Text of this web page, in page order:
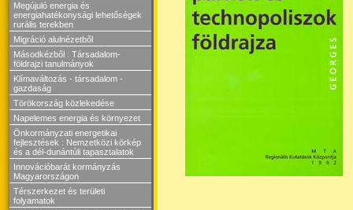
Megújuló energia és
energiahatékonysági lehetőségek
rurális terekben
Migráció alulnézetből
Másodkézből : Társadalom-
földrajzi tanulmányok
Klímaváltozás - társadalom -
gazdaság
Törökország közlekedése
Napelemes energia és környezet
Önkormányzati energetikai
fejlesztések : Nemzetközi körkép
és a dél-dunántúli tapasztalatok
Innovációbarát kormányzás
Magyarországon
Térszerkezet és területi
folyamatok